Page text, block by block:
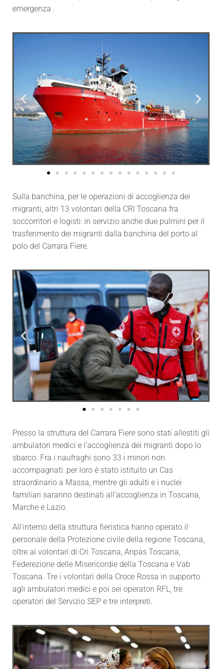
emergenza .
Sulla banchina, per le operazioni di accoglienza dei
migranti, altri 13 volontari della CRI Toscana fra
soccorritori e logisti: in servizio anche due pulmini per il
trasferimento dei migranti dalla banchina del porto al
polo del Carrara Fiere.
Presso la struttura del Carrara Fiere sono stati allestiti gli
ambulatori medici e l’accoglienza dei migranti dopo lo
sbarco. Fra i naufraghi sono 33 i minori non
accompagnati: per loro è stato istituito un Cas
straordinario a Massa, mentre gli adulti e i nuclei
familiari saranno destinati all’accoglienza in Toscana,
Marche e Lazio.
All’interno della struttura fieristica hanno operato il
personale della Protezione civile della regione Toscana,
oltre ai volontari di Cri Toscana, Anpas Toscana,
Federezione delle Misericordie della Toscana e Vab
Toscana. Tre i volontari della Croce Rossa in supporto
agli ambulatori medici e poi sei operatori RFL, tre
operatori del Servizio SEP e tre interpreti.